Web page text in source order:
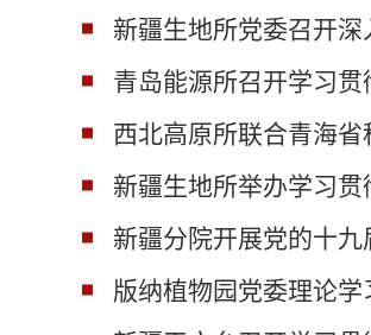
新疆生地所党委召开
青岛能源所召开学习
西北高原所联合青海
新疆生地所举办学习
新疆分院开展党的十
版纳植物园党委理论